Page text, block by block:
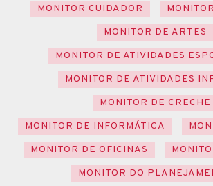
MONITOR CUIDADOR
MONITOR DE ARTES
MONITOR DE ATIVIDADES
MONITOR DE ATIVIDADES
MONITOR DE CRECHE
MONITOR DE INFORMÁTICA
MONITOR DE OFICINAS
MONITOR DO